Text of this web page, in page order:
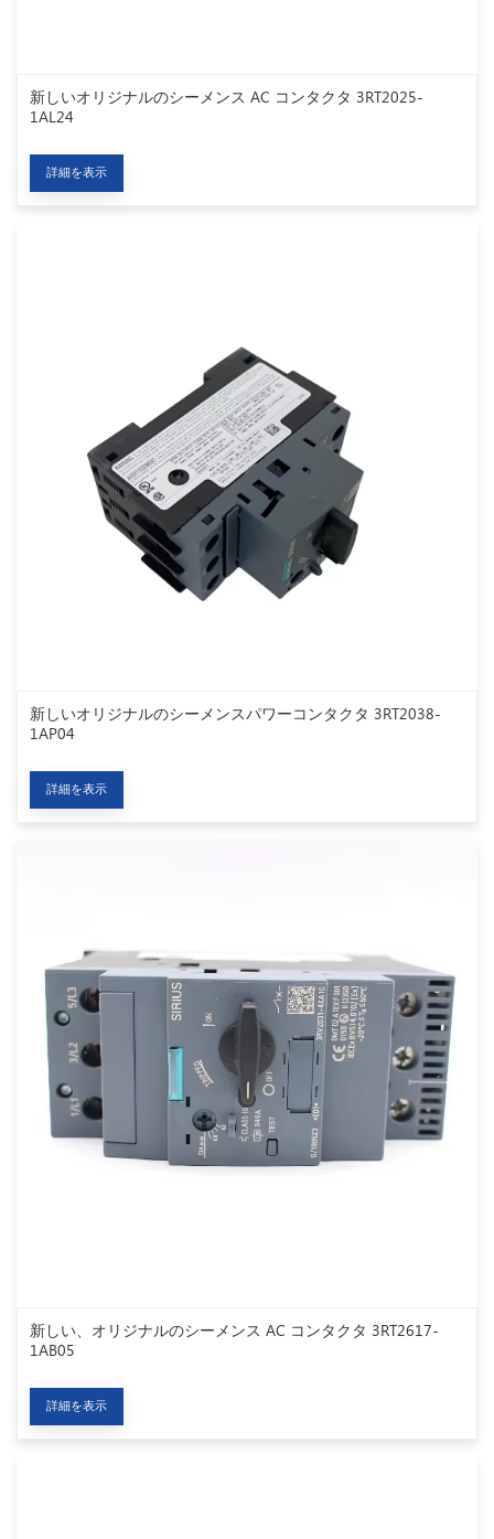
新しいオリジナルのシーメンス AC コンタクタ 3RT2025-
1AL24
詳細を表示
新しいオリジナルのシーメンスパワーコンタクタ 3RT2038-
1AP04
詳細を表示
新しい、オリジナルのシーメンス AC コンタクタ 3RT2617-
1AB05
詳細を表示